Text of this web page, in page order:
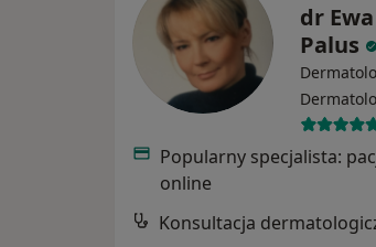
dr
Palus
Popularny specjalista:
online
Konsultacja